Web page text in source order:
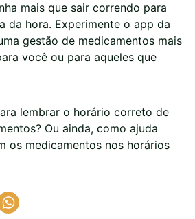
mais que sair correndo para
da hora. Experimente o app da
gestão de medicamentos mais
você ou para aqueles que
lembrar o horário correto de
Ou ainda, como ajuda
os medicamentos nos horários